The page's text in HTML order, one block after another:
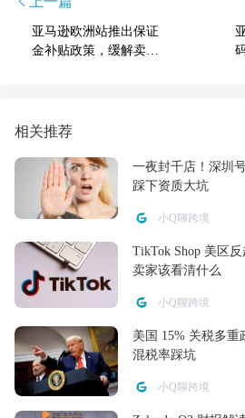
亚马逊欧洲站推出保证
金补贴政策，缓解卖家
相关推荐
一夜封千店！深圳
踩下资质大坑
小Q聊跨境
TikTok Shop 美区
卖家该看清什么
小Q聊跨境
美国 15% 关税多
混税率踩坑
小Q聊跨境